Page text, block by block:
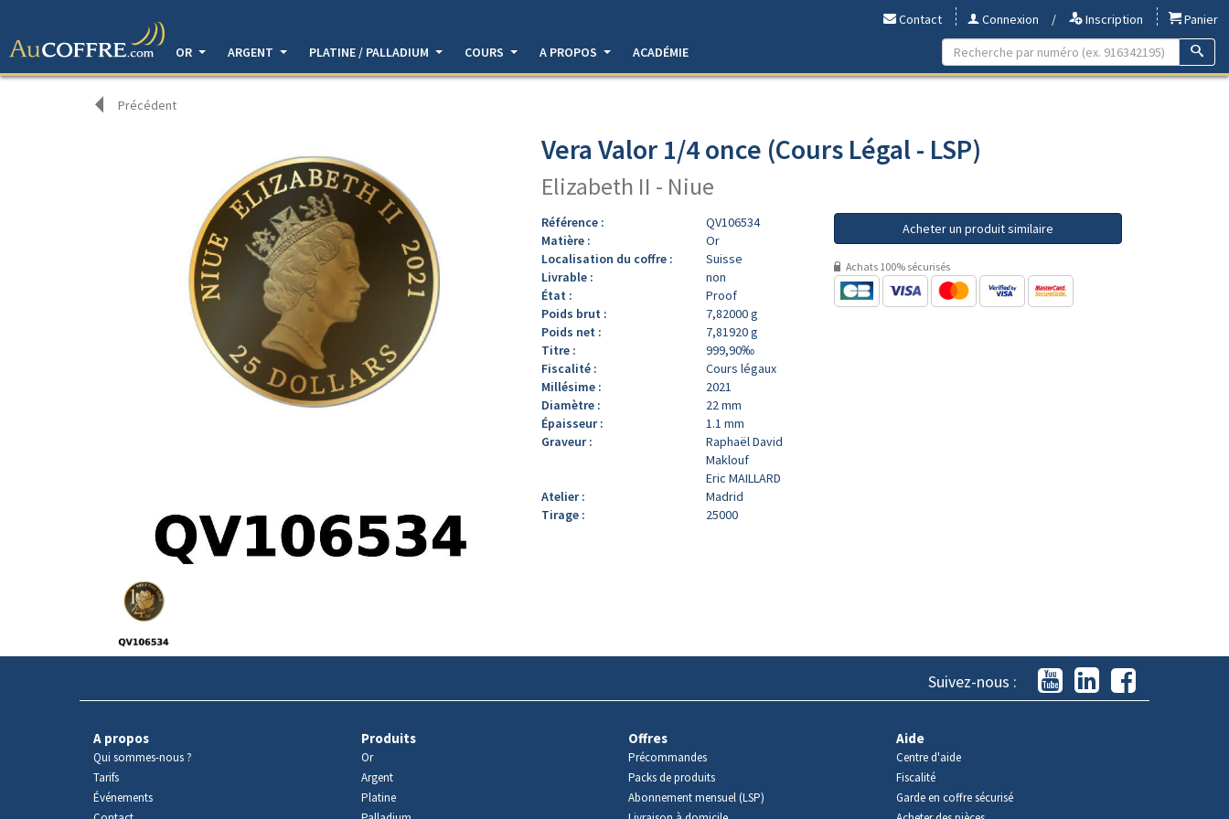
Contact Connexion / Inscription
Panier
OR
ARGENT PLATINE / PALLADIUM COURS A PROPOS ACADÉMIE
Précédent
produit
Vera Valor 1/4 once (Cours Légal - LSP)
Elizabeth II - Niue
Référence :
QV106534
Matière :
Or
Localisation du coffre :
Suisse
Livrable :
non
État :
Proof
Poids brut :
7,82000 g
Poids net :
7,81920 g
Titre :
999,90‰
Fiscalité :
Cours légaux
Millésime :
2021
Diamètre :
22 mm
Épaisseur :
1.1 mm
Graveur :
Raphaël David
Maklouf
Eric MAILLARD
Atelier :
Madrid
Tirage :
25000
Acheter un produit similaire
Achats 100% sécurisés
Suivez-nous :
A propos
Qui sommes-nous ?
Tarifs
Événements
Produits
Or
Argent
Platine
Offres
Précommandes
Packs de produits
Abonnement mensuel (LSP)
Aide
Centre d'aide
Fiscalité
Garde en coffre sécurisé